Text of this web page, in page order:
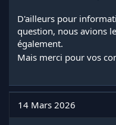
D'ailleurs pour
question, nous avions
également.
Mais merci pour vos
14 Mars 2026